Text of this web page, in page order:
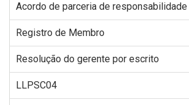
Acordo de parceria de
Registro de Membro
Resolução do gerente por escrito
LLPSC04